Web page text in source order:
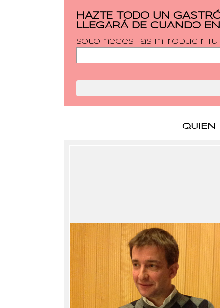
HAZTE TODO UN
LLEGARÁ DE CUANDO
Solo necesitas introducir
QUIEN